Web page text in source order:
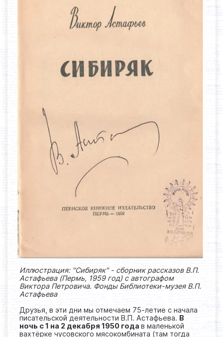
Иллюстрация: "Сибиряк" - сборник рассказов В.П.
Астафьева (Пермь, 1959 год) с автографом
Виктора Петровича. Фонды Библиотеки-музея В.П.
Астафьева
Друзья, в эти дни мы отмечаем 75-летие с начала
писательской деятельности В.П. Астафьева. В
ночь с 1 на 2 декабря 1950 года в маленькой
вахтёрке чусовского мясокомбината (там тогда